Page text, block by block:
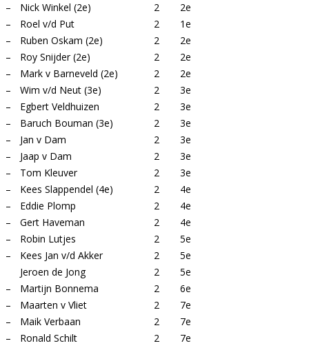
–
Nick Winkel (2e) 2
2e
–
Roel v/d Put 2
1e
–
Ruben Oskam (2e) 2
2e
–
Roy Snijder (2e) 2
2e
–
Mark v Barneveld (2e) 2
2e
–
Wim v/d Neut (3e) 2
3e
–
Egbert Veldhuizen 2
3e
–
Baruch Bouman (3e) 2
3e
–
Jan v Dam 2
3e
–
Jaap v Dam 2
3e
–
Tom Kleuver 2
3e
–
Kees Slappendel (4e) 2
4e
–
Eddie Plomp 2
4e
–
Gert Haveman 2
4e
–
Robin Lutjes 2
5e
–
Kees Jan v/d Akker 2
5e
Jeroen de Jong
2
5e
–
Martijn Bonnema 2
6e
–
Maarten v Vliet 2
7e
–
Maik Verbaan 2
7e
–
Ronald Schilt 2
7e